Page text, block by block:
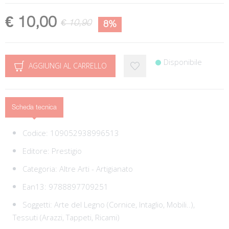
€ 10,00 € 10,90 8%
AGGIUNGI AL CARRELLO Disponibile
Scheda tecnica
Codice: 109052938996513
Editore: Prestigio
Categoria: Altre Arti - Artigianato
Ean13: 9788897709251
Soggetti: Arte del Legno (Cornice, Intaglio, Mobili..),
Tessuti (Arazzi, Tappeti, Ricami)